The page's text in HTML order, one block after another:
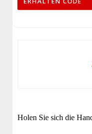
Holen Sie sich die